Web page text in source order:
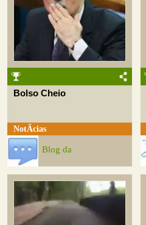
Bolso Cheio
NotÃ­cias
Blog da